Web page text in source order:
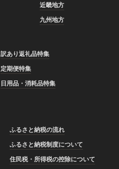
近畿地方
九州地方
訳あり返礼品特集
定期便特集
日用品・消耗品特集
ふるさと納税の流れ
ふるさと納税制度について
住民税・所得税の控除について